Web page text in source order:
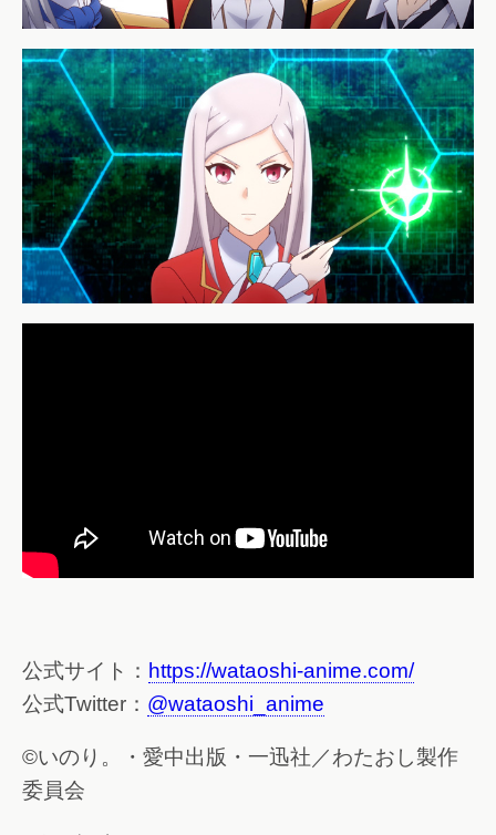
公式サイト： https://wataoshi-anime.com/
公式Twitter： @wataoshi_anime
©いのり。・愛中出版・一迅社／わたおし製作
委員会